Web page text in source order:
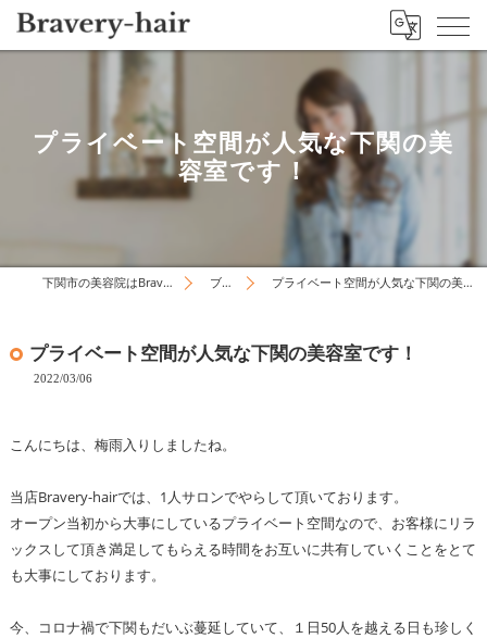
プライベート空間が人気な下関の美
容室です！
下関市の美容院はBravery-hair ブログ プライベート空間が人気な下関の美容室です！
プライベート空間が人気な下関の美容室です！
2022/03/06
こんにちは、梅雨入りしましたね。
当店Bravery-hairでは、1人サロンでやらして頂いております。
オープン当初から大事にしているプライベート空間なので、お客様にリラ
ックスして頂き満足してもらえる時間をお互いに共有していくことをとて
も大事にしております。
今、コロナ禍で下関もだいぶ蔓延していて、１日50人を越える日も珍しく